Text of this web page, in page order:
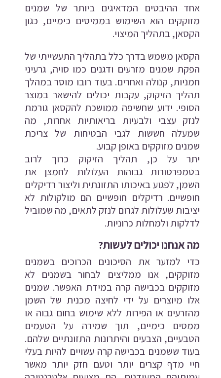
אחד ההיבטים המדאיגים ביותר של שמנים
מזוקקים הוא השימוש בממיסים כימיים, כגון
הקסאן, בתהליך המיצוי.
הקסאן משמש בדרך כלל בתהליך התעשייתי של
הפקת שמנים מזרעים ודגנים כמו סויה, גרעיני
חמניות, קנולה ואחרים. בעוד רובו מוסר במהלך
תהליך הזיקוק, עקבות יכולים להישאר במוצר
הסופי. ידוע שחשיפה ממושכת להקסאן גורמת
לנזק עצבי ולבעיות בריאותיות אחרות, מה
שמעלה חששות לגבי הבטיחות של צריכת
שמנים מזוקקים באופן קבוע.
יתר על כן, תהליך הזיקוק כרוך לרוב
בטמפרטורות גבוהות העלולות לחמצן את
השמן, לפגוע באיכותו התזונתית וליצור רדיקלים
חופשיים. רדיקלים חופשיים הם מולקולות לא
יציבות שעלולות לגרום לנזק לתאים, מה שמוביל
לדלקות ולמחלות כרוניות.
מה אנחנו יכולים לעשות?
כדי למזער את הסיכונים הכרוכים בשמנים
מזוקקים, אנו ממליצים לבחור בשמנים לא
מזוקקים בכבישה קרה במידת האפשר. שמנים
אלו מיוצרים על ידי לחיצה מכנית של השמן
מהזרעים או הפירות ללא שימוש בחום גבוה או
ממסים כימיים, תוך שמירה על הטעמים
הטבעיים, הצבעים והיתרונות התזונתיים שלהם.
בעוד ששמנים בכבישה קרה עשויים להיות בעלי
חיי מדף קצרים יותר וטעם חזק יותר מאשר